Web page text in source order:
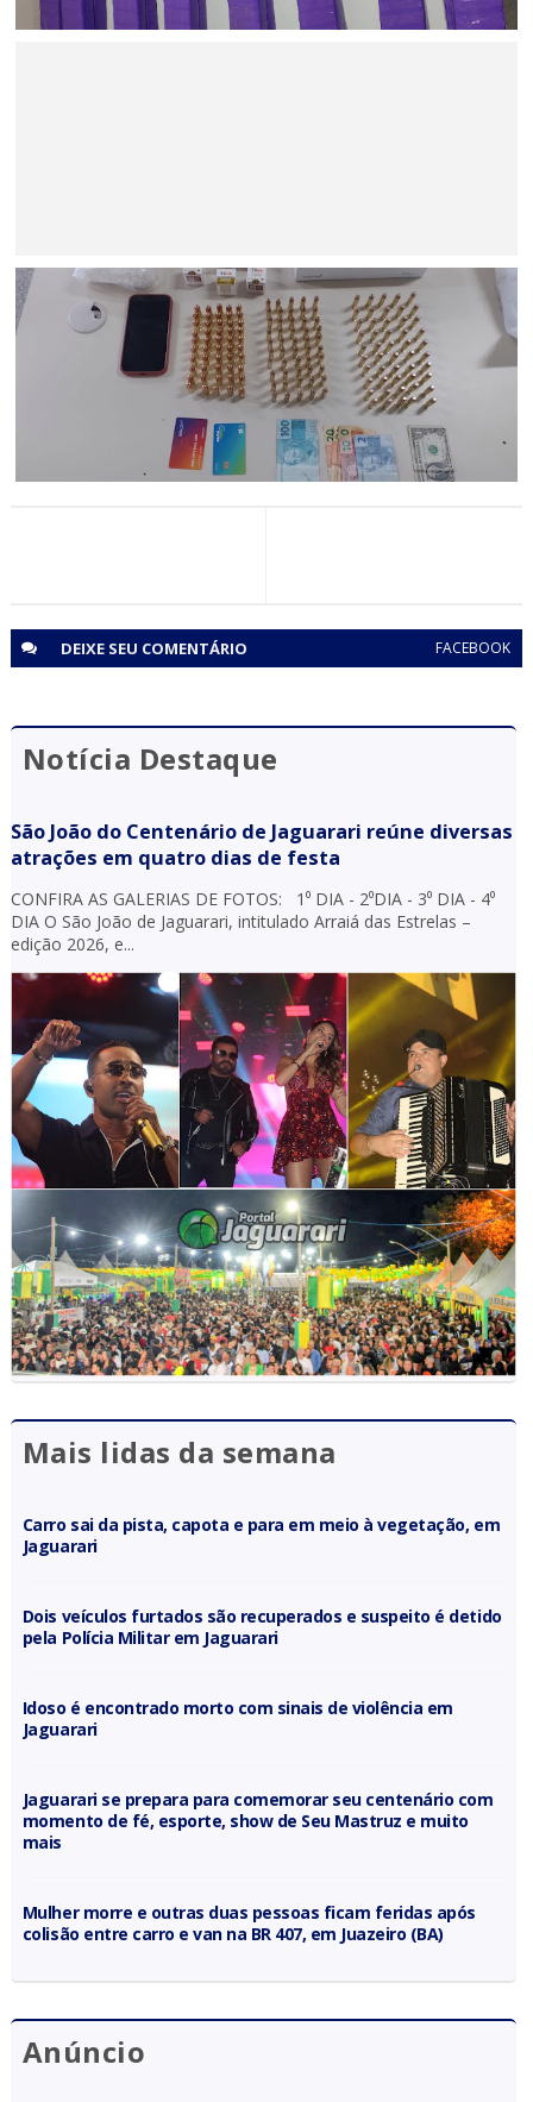
BAHIA
Minério extraído de Jaguarari coloca o município entre os
principais exportadores da Bahia em 2026
DEIXE SEU COMENTÁRIO FACEBOOK
Notícia Destaque
São João do Centenário de Jaguarari reúne diversas
atrações em quatro dias de festa
CONFIRA AS GALERIAS DE FOTOS: 1⁰ DIA - 2⁰DIA - 3⁰ DIA - 4⁰
DIA O São João de Jaguarari, intitulado Arraiá das Estrelas –
edição 2026, e...
Mais lidas da semana
Carro sai da pista, capota e para em meio à vegetação, em
Jaguarari
Dois veículos furtados são recuperados e suspeito é detido
pela Polícia Militar em Jaguarari
Idoso é encontrado morto com sinais de violência em
Jaguarari
Jaguarari se prepara para comemorar seu centenário com
momento de fé, esporte, show de Seu Mastruz e muito
mais
Mulher morre e outras duas pessoas ficam feridas após
colisão entre carro e van na BR 407, em Juazeiro (BA)
Anúncio